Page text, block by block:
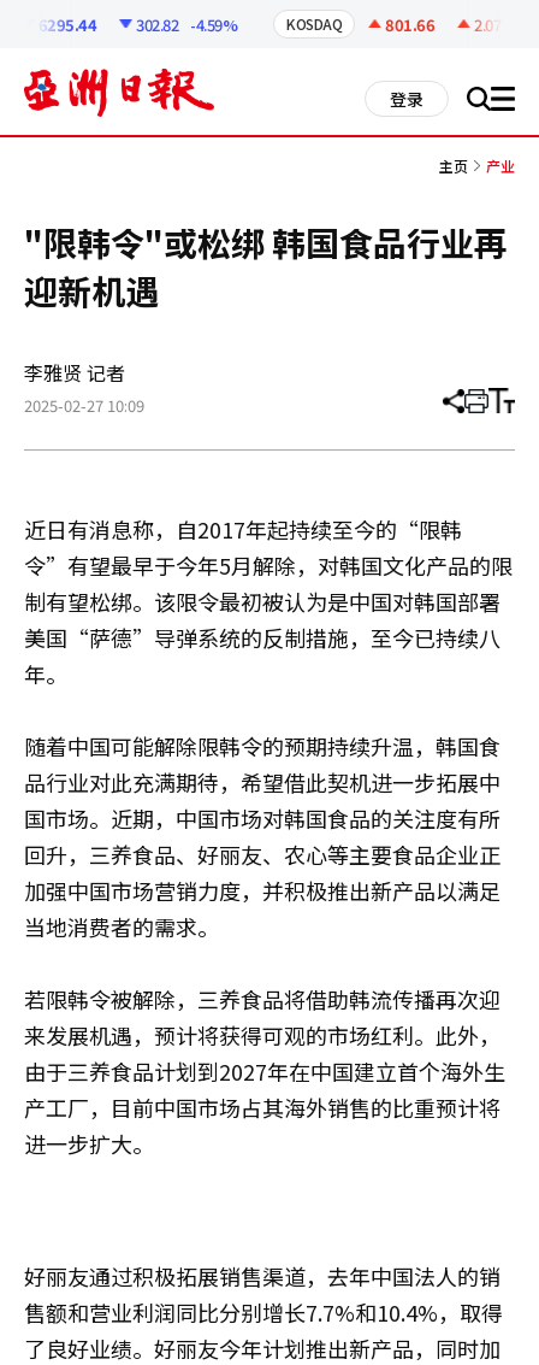
6295.44 302.82 -4.59% KOSDAQ 801.66 2.07
登录 搜 all
主页 产业
"限韩令"或松绑 韩国食品行业再
迎新机遇
李雅贤 记者
2025-02-27 10:09 分
章
打 调
小
近日有消息称，自2017年起持续至今的“限韩
令”有望最早于今年5月解除，对韩国文化产品的限
制有望松绑。该限令最初被认为是中国对韩国部署
美国“萨德”导弹系统的反制措施，至今已持续八
年。
随着中国可能解除限韩令的预期持续升温，韩国食
品行业对此充满期待，希望借此契机进一步拓展中
国市场。近期，中国市场对韩国食品的关注度有所
回升，三养食品、好丽友、农心等主要食品企业正
加强中国市场营销力度，并积极推出新产品以满足
当地消费者的需求。
若限韩令被解除，三养食品将借助韩流传播再次迎
来发展机遇，预计将获得可观的市场红利。此外，
由于三养食品计划到2027年在中国建立首个海外生
产工厂，目前中国市场占其海外销售的比重预计将
进一步扩大。
好丽友通过积极拓展销售渠道，去年中国法人的销
售额和营业利润同比分别增长7.7%和10.4%，取得
了良好业绩。好丽友今年计划推出新产品，同时加